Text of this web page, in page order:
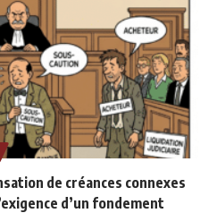
de créances connexes
d’un fondement